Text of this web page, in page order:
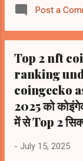
3) Internet
#rank62 5)
Post a
Top 2 nft
ranking
coingecko
2025 को
में से Top 2
- July 15, 2025